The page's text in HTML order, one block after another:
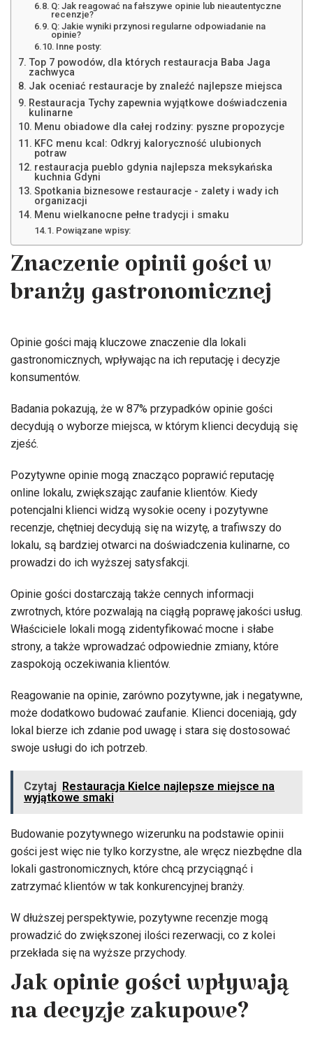
Q: Jak reagować na fałszywe opinie lub nieautentyczne
recenzje?
Q: Jakie wyniki przynosi regularne odpowiadanie na
opinie?
Inne posty:
Top 7 powodów, dla których restauracja Baba Jaga
zachwyca
Jak oceniać restauracje by znaleźć najlepsze miejsca
Restauracja Tychy zapewnia wyjątkowe doświadczenia
kulinarne
Menu obiadowe dla całej rodziny: pyszne propozycje
KFC menu kcal: Odkryj kaloryczność ulubionych
potraw
restauracja pueblo gdynia najlepsza meksykańska
kuchnia Gdyni
Spotkania biznesowe restauracje - zalety i wady ich
organizacji
Menu wielkanocne pełne tradycji i smaku
Powiązane wpisy:
Znaczenie opinii gości w
branży gastronomicznej
Opinie gości mają kluczowe znaczenie dla lokali
gastronomicznych, wpływając na ich reputację i decyzje
konsumentów.
Badania pokazują, że w 87% przypadków opinie gości
decydują o wyborze miejsca, w którym klienci decydują się
zjeść.
Pozytywne opinie mogą znacząco poprawić reputację
online lokalu, zwiększając zaufanie klientów. Kiedy
potencjalni klienci widzą wysokie oceny i pozytywne
recenzje, chętniej decydują się na wizytę, a trafiwszy do
lokalu, są bardziej otwarci na doświadczenia kulinarne, co
prowadzi do ich wyższej satysfakcji.
Opinie gości dostarczają także cennych informacji
zwrotnych, które pozwalają na ciągłą poprawę jakości usług.
Właściciele lokali mogą zidentyfikować mocne i słabe
strony, a także wprowadzać odpowiednie zmiany, które
zaspokoją oczekiwania klientów.
Reagowanie na opinie, zarówno pozytywne, jak i negatywne,
może dodatkowo budować zaufanie. Klienci doceniają, gdy
lokal bierze ich zdanie pod uwagę i stara się dostosować
swoje usługi do ich potrzeb.
Czytaj Restauracja Kielce najlepsze miejsce na
wyjątkowe smaki
Budowanie pozytywnego wizerunku na podstawie opinii
gości jest więc nie tylko korzystne, ale wręcz niezbędne dla
lokali gastronomicznych, które chcą przyciągnąć i
zatrzymać klientów w tak konkurencyjnej branży.
W dłuższej perspektywie, pozytywne recenzje mogą
prowadzić do zwiększonej ilości rezerwacji, co z kolei
przekłada się na wyższe przychody.
Jak opinie gości wpływają
na decyzje zakupowe?